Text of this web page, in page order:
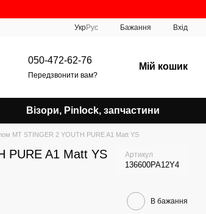
УкрРус Бажання Вхід
050-472-62-76
Передзвонити вам?
Мій кошик
Візори, Pinlock, запчастини
MT STINGER 2 YOUTH PURE A1 Matt YS
PURE A1 Matt YS Артикул
136600PA12Y4
В бажання